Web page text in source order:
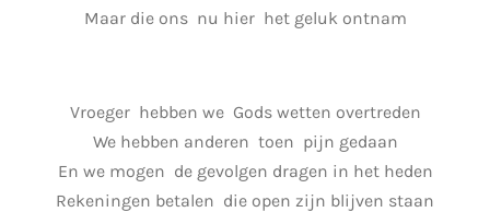
Maar die ons nu hier het geluk ontnam
Vroeger hebben we Gods wetten overtreden
We hebben anderen toen pijn gedaan
En we mogen de gevolgen dragen in het heden
Rekeningen betalen die open zijn blijven staan